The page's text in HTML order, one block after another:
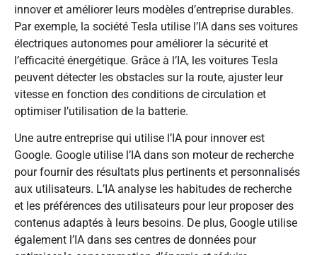
innover et améliorer leurs modèles d’entreprise durables.
Par exemple, la société Tesla utilise l’IA dans ses voitures
électriques autonomes pour améliorer la sécurité et
l’efficacité énergétique. Grâce à l’IA, les voitures Tesla
peuvent détecter les obstacles sur la route, ajuster leur
vitesse en fonction des conditions de circulation et
optimiser l’utilisation de la batterie.
Une autre entreprise qui utilise l’IA pour innover est
Google. Google utilise l’IA dans son moteur de recherche
pour fournir des résultats plus pertinents et personnalisés
aux utilisateurs. L’IA analyse les habitudes de recherche
et les préférences des utilisateurs pour leur proposer des
contenus adaptés à leurs besoins. De plus, Google utilise
également l’IA dans ses centres de données pour